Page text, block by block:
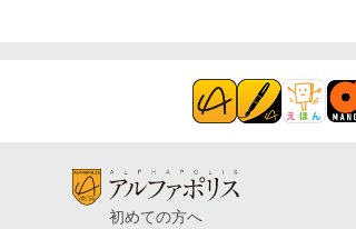
初めての方へ